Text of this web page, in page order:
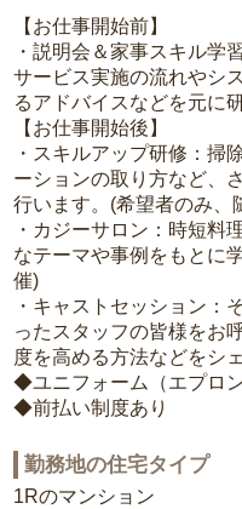
【お仕事開始前】
・説明会＆家事スキル学
サービス実施の流れやシ
るアドバイスなどを元に
【お仕事開始後】
・スキルアップ研修：掃
ーションの取り方など、
行います。(希望者のみ、
・カジーサロン：時短料
なテーマや事例をもとに
催)
・キャストセッション：
ったスタッフの皆様をお
度を高める方法などをシ
◆ユニフォーム（エプロ
◆前払い制度あり
勤務地の住宅タイプ
1Rのマンション